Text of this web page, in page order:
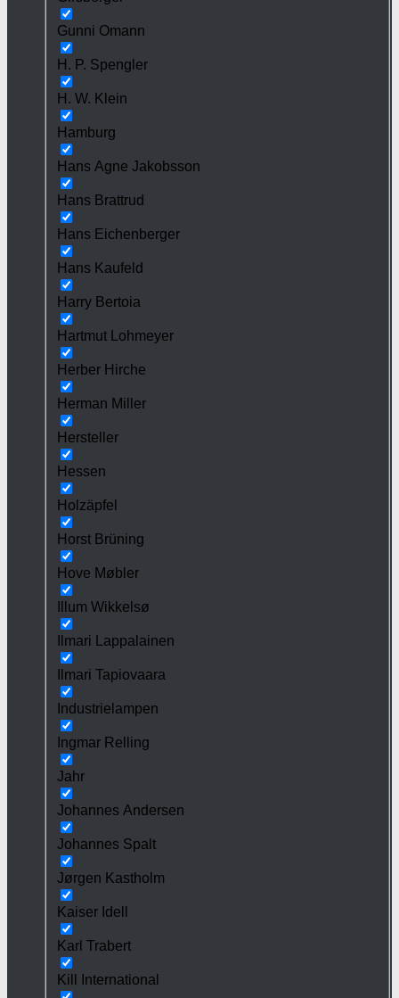
Gunni Omann
H. P. Spengler
H. W. Klein
Hamburg
Hans Agne Jakobsson
Hans Brattrud
Hans Eichenberger
Hans Kaufeld
Harry Bertoia
Hartmut Lohmeyer
Herber Hirche
Herman Miller
Hersteller
Hessen
Holzäpfel
Horst Brüning
Hove Møbler
Illum Wikkelsø
Ilmari Lappalainen
Ilmari Tapiovaara
Industrielampen
Ingmar Relling
Jahr
Johannes Andersen
Johannes Spalt
Jørgen Kastholm
Kaiser Idell
Karl Trabert
Kill International